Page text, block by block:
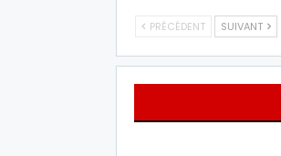
PRÉCÉDENT SUIVANT